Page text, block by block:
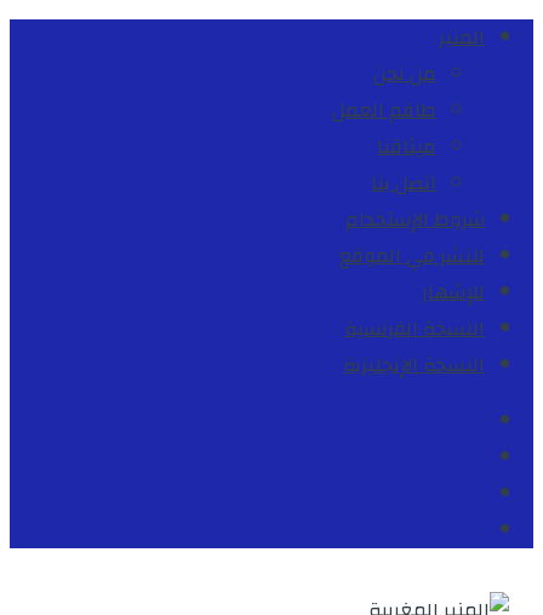
المنبر
من نحن
طاقم العمل
ميثاقنا
اتصل بنا
شروط الإستخدام
للنشر في الموقع
للإشهار
النسخة الفرنسية
النسخة الإنجليزية